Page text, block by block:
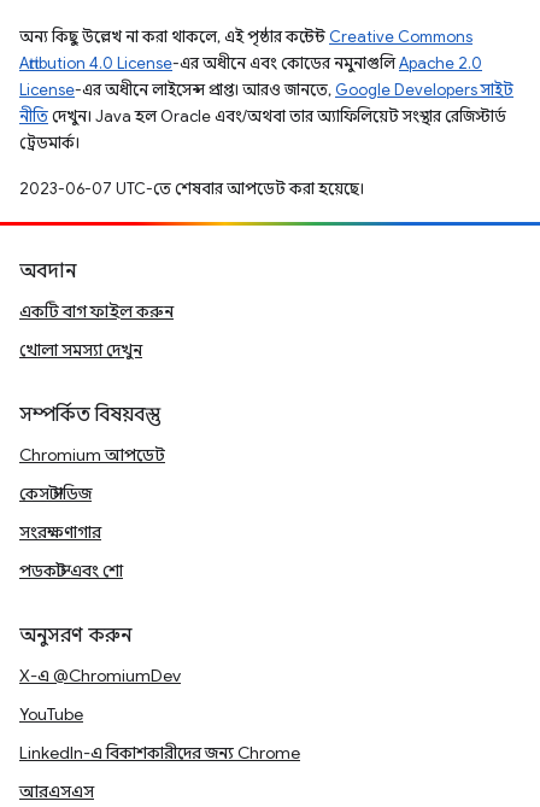
অন্য কিছু উল্লেখ না করা থাকলে, এই পৃষ্ঠার কন্টেন্ট Creative Commons
Attribution 4.0 License-এর অধীনে এবং কোডের নমুনাগুলিApache 2.0
License-এর অধীনে লাইসেন্স প্রাপ্ত। আরও জানতে, Google Developers সাইট
নীতিদেখুন। Java হল Oracle এবং/অথবা তার অ্যাফিলিয়েট সংস্থার রেজিস্টার্ড
ট্রেডমার্ক।
2023-06-07 UTC-তে শেষবার আপডেট করা হয়েছে।
অবদান
একটি বাগ ফাইল করুন
খোলা সমস্যা দেখুন
সম্পর্কিত বিষয়বস্তু
Chromium আপডেট
কেস স্টাডিজ
সংরক্ষণাগার
পডকাস্ট এবং শো
অনুসরণ করুন
X-এ @ChromiumDev
YouTube
LinkedIn-এ বিকাশকারীদের জন্য Chrome
আরএসএস